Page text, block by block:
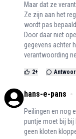
Maar dat ze
Ze zijn aan het
wordt pas
Door daar niet
gegevens achter
verantwoording
2+
hans-e-pans
Peilingen en nog
puntje moet bij bij
geen kloten